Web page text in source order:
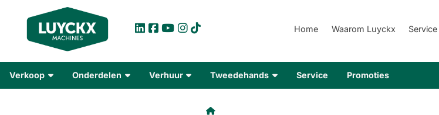
Home Waarom Luyckx Service
Verkoop Onderdelen Verhuur Tweedehands Service Promoties